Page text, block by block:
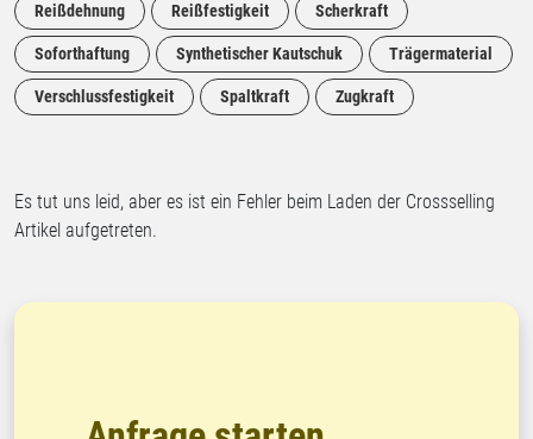
Reißdehnung Reißfestigkeit Scherkraft
Soforthaftung Synthetischer Kautschuk Trägermaterial
Verschlussfestigkeit Spaltkraft Zugkraft
Es tut uns leid, aber es ist ein Fehler beim Laden der Crossselling
Artikel aufgetreten.